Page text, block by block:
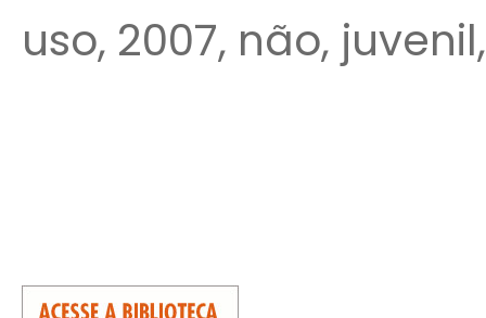
uso, 2007, não,